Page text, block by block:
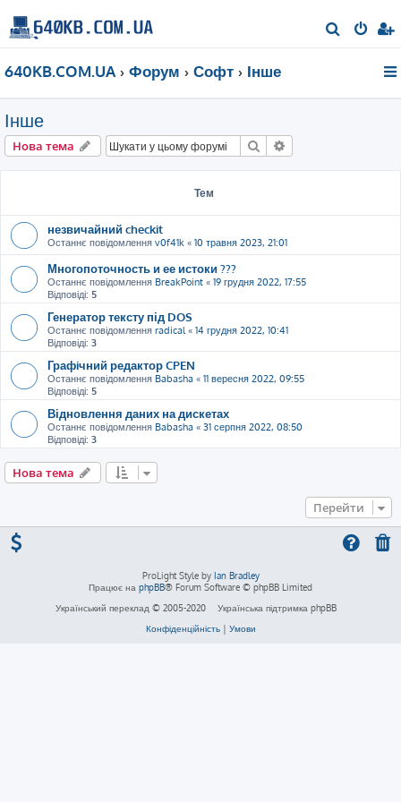
о
640KB.COM.UA Форум Софт Інше
Інше
Нова тема Пошук
Тем
незвичайний checkit
Останнє повідомлення v0f41k « 10 травня 2023, 21:01
Многопоточность и ее истоки ???
Останнє повідомлення BreakPoint « 19 грудня 2022, 17:55
Відповіді: 5
Генератор тексту під DOS
Останнє повідомлення radical« 14 грудня 2022, 10:41
Відповіді: 3
Графiчний редактор CPEN
Останнє повідомлення Babasha « 11 вересня 2022, 09:55
Відповіді: 5
Відновлення даних на дискетах
Останнє повідомлення Babasha « 31 серпня 2022, 08:50
Відповіді: 3
Нова тема
Перейти
ProLight Style by Ian Bradley
Працює на phpBB® Forum Software © phpBB Limited
Український переклад © 2005-2020
Українська підтримка phpBB
Конфіденційність| Умови